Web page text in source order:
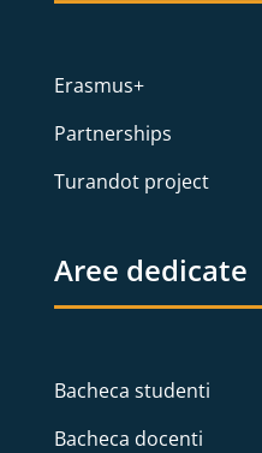
Erasmus+
Partnerships
Turandot project
Aree dedicate
Bacheca studenti
Bacheca docenti